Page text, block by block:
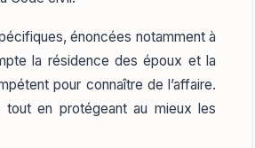
énoncées notamment à
la résidence des époux et la
pour connaître de l’affaire.
en protégeant au mieux les